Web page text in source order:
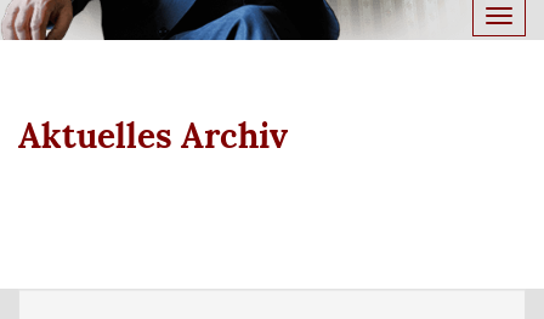
Aktuelles Archiv